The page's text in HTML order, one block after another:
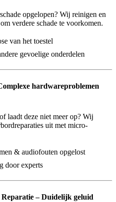
opgelopen? Wij reinigen en
verdere schade te voorkomen.
van het toestel
gevoelige onderdelen
hardwareproblemen
laadt deze niet meer op? Wij
uit met micro-
& audiofouten opgelost
door experts
– Duidelijk geluid